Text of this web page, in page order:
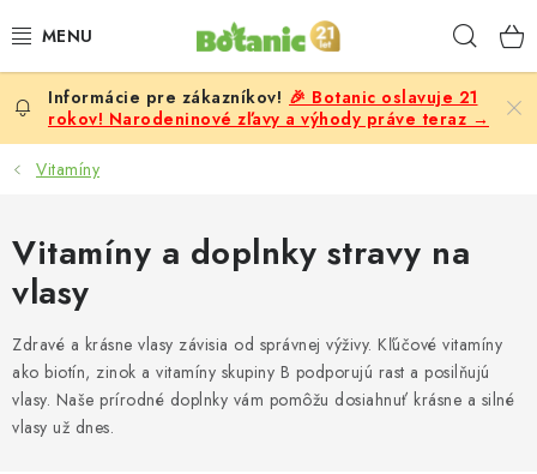
na
PREMIUM
DOPLNKY STRAVY
POTRAVINY A NÁPOJE
ZĽAVY, AKCIE
ZLOŽKY
🎉 Botanic oslavuje 21
rokov! Narodeninové zľavy a výhody práve teraz →
Vitamíny
Vitamíny a doplnky stravy na
vlasy
Zdravé a krásne vlasy závisia od správnej výživy. Kľúčové vitamíny
ako biotín, zinok a vitamíny skupiny B podporujú rast a posilňujú
vlasy. Naše prírodné doplnky vám pomôžu dosiahnuť krásne a silné
vlasy už dnes.